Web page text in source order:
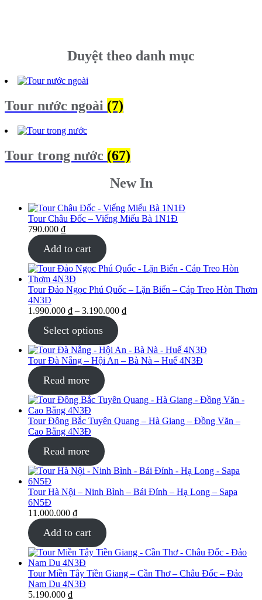
Duyệt theo danh mục
Tour nước ngoài (7)
Tour trong nước (67)
New In
Tour Châu Đốc – Viếng Miếu Bà 1N1Đ
790.000 ₫
Add to cart
Tour Đảo Ngọc Phú Quốc – Lặn Biển – Cáp Treo Hòn Thơm
4N3Đ
1.990.000 ₫ – 3.190.000 ₫
Select options
Tour Đà Nẵng – Hội An – Bà Nà – Huế 4N3Đ
Read more
Tour Đông Bắc Tuyên Quang – Hà Giang – Đồng Văn –
Cao Bằng 4N3Đ
Read more
Tour Hà Nội – Ninh Bình – Bái Đính – Hạ Long – Sapa
6N5Đ
11.000.000 ₫
Add to cart
Tour Miền Tây Tiền Giang – Cần Thơ – Châu Đốc – Đảo
Nam Du 4N3Đ
5.190.000 ₫